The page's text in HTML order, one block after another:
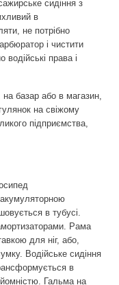
сидіння з
в
не потрібно
і чистити
водійські права і
базар або в магазин,
на свіжому
підприємства,
в тубусі.
Рама
для ніг, або,
Водійське сидіння
в
Гальма на